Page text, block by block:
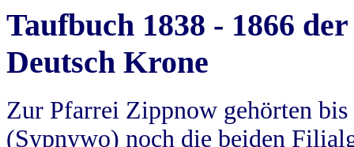
Taufbuch 1838 - 1866
Deutsch Krone
Zur Pfarrei Zippnow gehörten
(Sypnywo) noch die beiden